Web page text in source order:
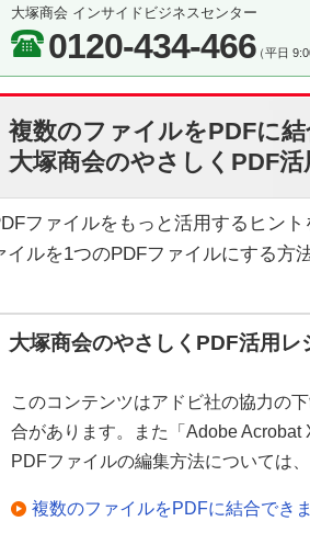
大塚商会 インサイドビジネスセンター
0120-434-466（平日
複数のファイルをPDFに
大塚商会のやさしくPDF
ファイルをもっと活用するヒン
イルを1つのPDFファイルにする方
大塚商会のやさしくPDF活用レ
このコンテンツはアドビ社の協力の
合があります。また「Adobe
PDFファイルの編集方法については
複数のファイルをPDFに結合でき